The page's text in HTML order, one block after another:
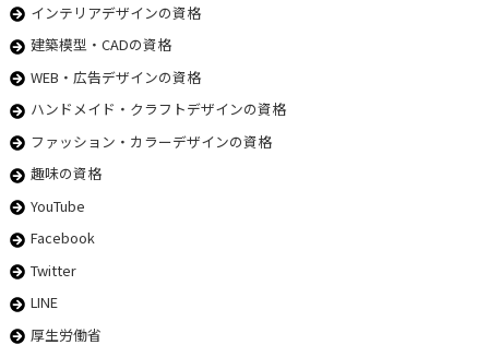
インテリアデザインの資格
建築模型・CADの資格
WEB・広告デザインの資格
ハンドメイド・クラフトデザインの資格
ファッション・カラーデザインの資格
趣味の資格
YouTube
Facebook
Twitter
LINE
厚生労働省